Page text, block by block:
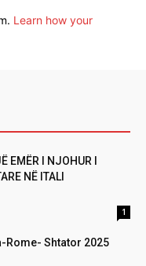
Learn how your
EMËR I NJOHUR I
NË ITALI
1
Rome- Shtator 2025